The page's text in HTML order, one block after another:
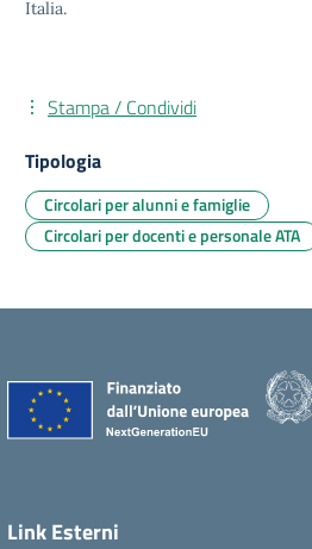
Italia.
Stampa / Condividi
Tipologia
Circolari per alunni e famiglie
Circolari per docenti e personale ATA
Link Esterni